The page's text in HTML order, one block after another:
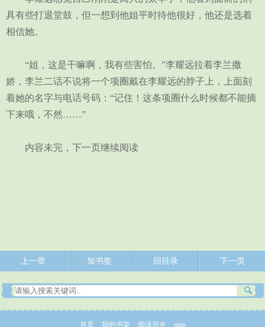
具有些打退堂鼓，但一想到他姐平时待他很好，他还是选着
相信她。
“姐，这是干嘛啊，我有些害怕。”李耀远拉着李兰撒
娇，李兰二话不说将一个项圈戴在李耀远的脖子上，上面刻
着她的名字与电话号码：“记住！这条项圈什么时候都不能摘
下来哦，不然……”
内容未完，下一页继续阅读
上一章 加书签 回目录 下一页
首页 我的书架 阅读历史 map